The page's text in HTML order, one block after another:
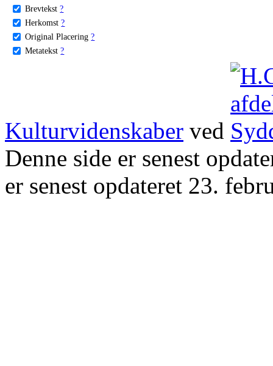
Brevtekst ?
Herkomst ?
Original Placering ?
Metatekst ?
Kulturvidenskaber ved
Denne side er senest
er senest opdateret 23.